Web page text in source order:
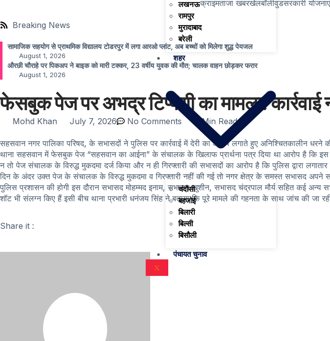
लखनऊ
रामपुर
मुरादाबाद
बरेली
शहर
चंदौसी
बहजोई
बिलारी
बिल्सी
बिसौली
पंचायत चुनाव
X
क्राइमताजा खबरखेलबॉलीवुडसरकारी योजनाएं
Breaking News
सामाजिक सहयोग से प्राथमिक विद्यालय टोडरपुर में लगा आरओ प्लांट, अब बच्चों को मिलेगा शुद्ध पेयजल
August 1, 2026
औरछी चौराहे पर पिकअप ने बाइक को मारी टक्कर, 23 वर्षीय युवक की मौत; चालक वाहन छोड़कर फरार
August 1, 2026
फेसबुक पेज पर अभद्र टिप्पणी का मामला: कार्रवाई
Mohd Khan July 7, 2026 No Comments 6 Min Read
सहसवान नगर पालिका परिषद, के सभासदों ने पुलिस पर कार्रवाई में देरी का आरोप लगाते हुए अनिश्चितकालीन
थाना सहसवान में फेसबुक पेज “सहसवान का आईना” के संचालक के खिलाफ प्रार्थना पत्र दिया था आरोप है कि
न तो पेज संचालक के विरुद्ध मुकदमा दर्ज किया और न ही गिरफ्तारी की सभासदों का आरोप है कि पुलिस द्वारा
दिन के अंदर उक्त पेज के संचालक के विरुद्ध मुकदमा व गिरफ्तारी नहीं की गई तो नगर क्षेत्र के समस्त सभासद अपने
पुलिस प्रशासन की होगी इस दौरान सभासद मोहम्मद इनाम, सभासद खुशीन, सभासद चंद्रपाल मौर्य सहित कई
शॉट भी संलग्न किए हैं इसी बीच थाना प्रभारी धनंजय सिंह ने बताया कि पूरे मामले की गहनता के साथ जांच की जा
Share it :